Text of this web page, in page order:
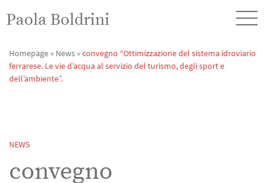
Paola Boldrini
Homepage » News »convegno “Ottimizzazione del sistema idroviario
ferrarese. Le vie d’acqua al servizio del turismo, degli sport e
dell’ambiente”.
NEWS
convegno